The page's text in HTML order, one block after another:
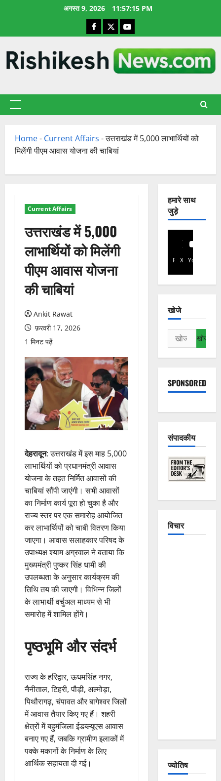
अगस्त 9, 2026 11:57:16 PM
Facebook
X YouTube
प्राथमिक
Home- Current Affairs -उत्तराखंड में 5,000 लाभार्थियों को
मिलेंगी पीएम आवास योजना की चाबियां
Current Affairs
उत्तराखंड में 5,000
लाभार्थियों को मिलेंगी
पीएम आवास योजना
की चाबियां
Ankit Rawat
फ़रवरी 17, 2026
1 मिनट पढ़ें
देहरादून: उत्तराखंड में इस माह 5,000
लाभार्थियों को प्रधानमंत्री आवास
योजना के तहत निर्मित आवासों की
चाबियां सौंपी जाएंगी। सभी आवासों
का निर्माण कार्य पूरा हो चुका है और
राज्य स्तर पर एक समारोह आयोजित
कर लाभार्थियों को चाबी वितरण किया
जाएगा। आवास सलाहकार परिषद के
उपाध्यक्ष श्याम अग्रवाल ने बताया कि
मुख्यमंत्री पुष्कर सिंह धामी की
उपलब्धता के अनुसार कार्यक्रम की
तिथि तय की जाएगी। विभिन्न जिलों
के लाभार्थी वर्चुअल माध्यम से भी
समारोह में शामिल होंगे।
पृष्ठभूमि और संदर्भ
राज्य के हरिद्वार, ऊधमसिंह नगर,
नैनीताल, टिहरी, पौड़ी, अल्मोड़ा,
पिथौरागढ़, चंपावत और बागेश्वर जिलों
में आवास तैयार किए गए हैं। शहरी
क्षेत्रों में बहुमंजिला ईडब्ल्यूएस आवास
बनाए गए हैं, जबकि ग्रामीण इलाकों में
पक्के मकानों के निर्माण के लिए
आर्थिक सहायता दी गई।
हमारे साथ
जुड़े
Facebook
X YouTube
खोजे
निम्न
को
खोजें:
SPONSORED
संपादकीय
विचार
ज्योतिष